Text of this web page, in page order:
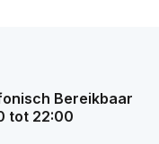
Bereikbaar
tot 22:00